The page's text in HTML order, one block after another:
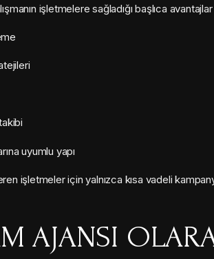
işletmelere sağladığı başlıca avantajlar
uyumlu yapı
işletmeler için yalnızca kısa vadeli
AJANSI